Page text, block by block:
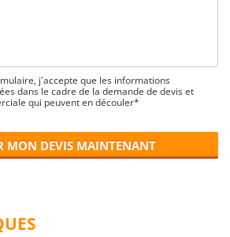
j'accepte que les informations
dans le cadre de la demande de devis et
qui peuvent en découler*
MON DEVIS MAINTENANT